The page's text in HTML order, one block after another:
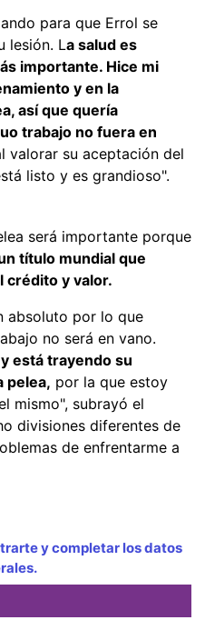
para que Errol se
lesión. La salud es
importante. Hice mi
y en la
así que quería
trabajo no fuera en
valorar su aceptación del
listo y es grandioso".
será importante porque
título mundial que
crédito y valor.
absoluto por lo que
no será en vano.
está trayendo su
pelea, por la que estoy
mismo", subrayó el
divisiones diferentes de
de enfrentarme a
y completar los datos